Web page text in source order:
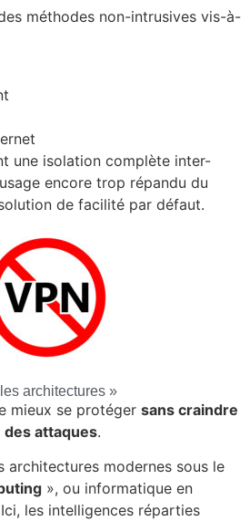
méthodes non-intrusives vis-à-
une isolation complète inter-
encore trop répandu du
de facilité par défaut.
architectures »
mieux se protéger sans craindre
attaques.
architectures modernes sous le
», ou informatique en
les intelligences réparties